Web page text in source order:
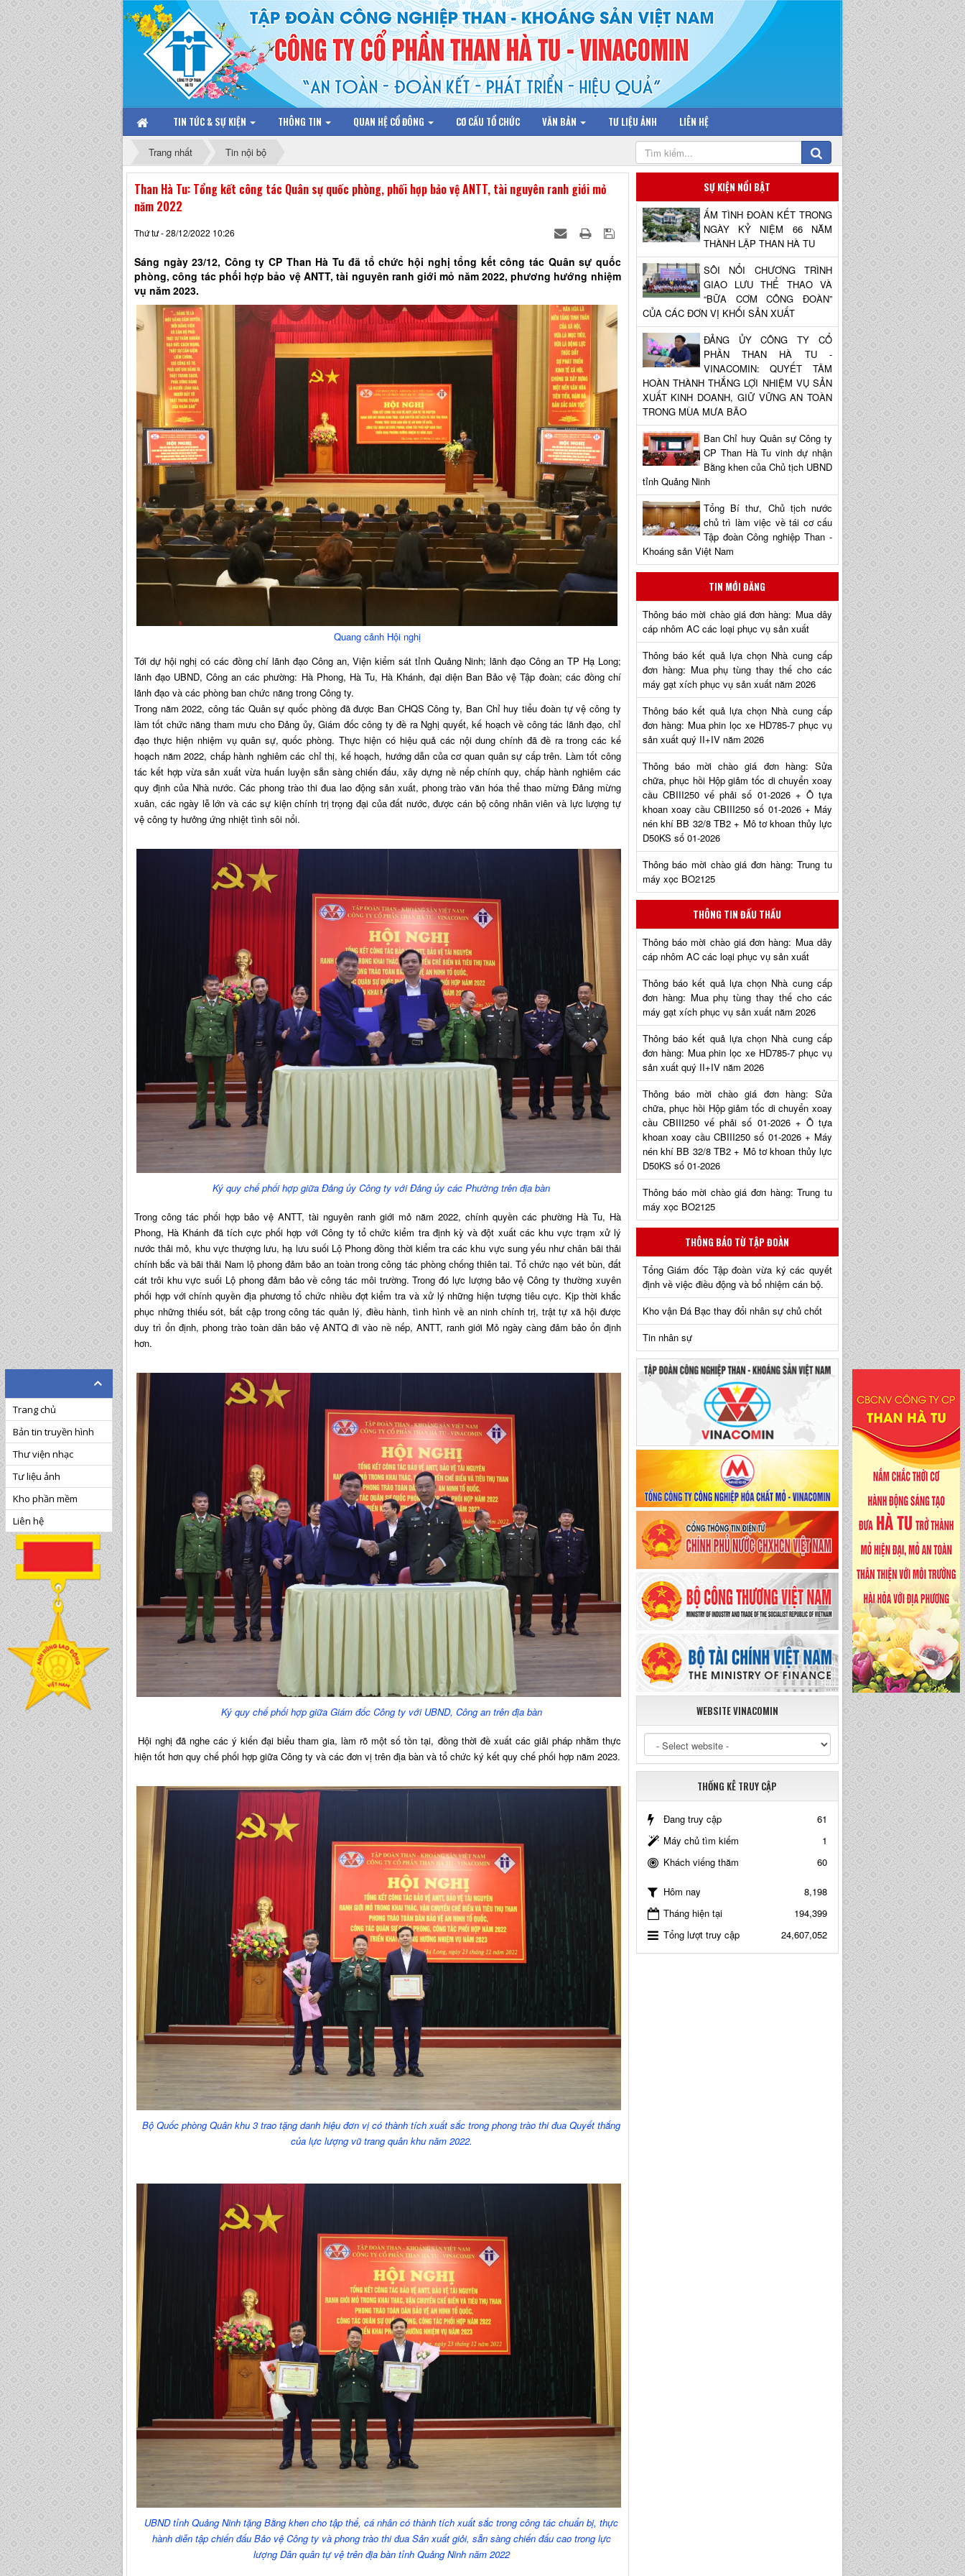
TIN TỨC & SỰ KIỆN THÔNG TIN QUAN HỆ CỔ ĐÔNG CƠ CẤU TỔ CHỨC VĂN BẢN TƯ LIỆU ẢNH LIÊN HỆ
Trang nhất Tin nội bộ
Than Hà Tu: Tổng kết công tác Quân sự quốc phòng, phối hợp bảo vệ ANTT, tài nguyên ranh giới mỏ
năm 2022
Thứ tư - 28/12/2022 10:26
Sáng ngày 23/12, Công ty CP Than Hà Tu đã tổ chức hội nghị tổng kết công tác Quân sự quốc
phòng, công tác phối hợp bảo vệ ANTT, tài nguyên ranh giới mỏ năm 2022, phương hướng nhiệm
vụ năm 2023.
Quang cảnh Hội nghị
Tới dự hội nghị có các đồng chí lãnh đạo Công an, Viện kiểm sát tỉnh Quảng Ninh; lãnh đạo Công an TP Hạ Long;
lãnh đạo UBND, Công an các phường: Hà Phong, Hà Tu, Hà Khánh, đại diện Ban Bảo vệ Tập đoàn; các đồng chí
lãnh đạo và các phòng ban chức năng trong Công ty.
Trong năm 2022, công tác Quân sự quốc phòng đã được Ban CHQS Công ty, Ban Chỉ huy tiểu đoàn tự vệ công ty
làm tốt chức năng tham mưu cho Đảng ủy, Giám đốc công ty đề ra Nghị quyết, kế hoạch về công tác lãnh đạo, chỉ
đạo thực hiện nhiệm vụ quân sự, quốc phòng. Thực hiện có hiệu quả các nội dung chính đã đề ra trong các kế
hoạch năm 2022, chấp hành nghiêm các chỉ thị, kế hoạch, hướng dẫn của cơ quan quân sự cấp trên. Làm tốt công
tác kết hợp vừa sản xuất vừa huấn luyện sẵn sàng chiến đấu, xây dựng nề nếp chính quy, chấp hành nghiêm các
quy định của Nhà nước. Các phong trào thi đua lao động sản xuất, phong trào văn hóa thể thao mừng Đảng mừng
xuân, các ngày lễ lớn và các sự kiện chính trị trọng đại của đất nước, được cán bộ công nhân viên và lực lượng tự
vệ công ty hưởng ứng nhiệt tình sôi nổi.
Ký quy chế phối hợp giữa Đảng ủy Công ty với Đảng ủy các Phường trên địa bàn
Trong công tác phối hợp bảo vệ ANTT, tài nguyên ranh giới mỏ năm 2022, chính quyền các phường Hà Tu, Hà
Phong, Hà Khánh đã tích cực phối hợp với Công ty tổ chức kiểm tra định kỳ và đột xuất các khu vực trạm xử lý
nước thải mỏ, khu vực thượng lưu, hạ lưu suối Lộ Phong đồng thời kiểm tra các khu vực sung yếu như chân bãi thải
chính bắc và bãi thải Nam lộ phong đảm bảo an toàn trong công tác phòng chống thiên tai. Tổ chức nạo vét bùn, đất
cát trôi khu vực suối Lộ phong đảm bảo về công tác môi trường. Trong đó lực lượng bảo vệ Công ty thường xuyên
phối hợp với chính quyền địa phương tổ chức nhiều đợt kiểm tra và xử lý những hiện tượng tiêu cực. Kịp thời khắc
phục những thiếu sót, bất cập trong công tác quản lý, điều hành, tình hình về an ninh chính trị, trật tự xã hội được
duy trì ổn định, phong trào toàn dân bảo vệ ANTQ đi vào nề nếp, ANTT, ranh giới Mỏ ngày càng đảm bảo ổn định
hơn.
Ký quy chế phối hợp giữa Giám đốc Công ty với UBND, Công an trên địa bàn
Hội nghị đã nghe các ý kiến đại biểu tham gia, làm rõ một số tồn tại, đồng thời đề xuất các giải pháp nhằm thực
hiện tốt hơn quy chế phối hợp giữa Công ty và các đơn vị trên địa bàn và tổ chức ký kết quy chế phối hợp năm 2023.
Bộ Quốc phòng Quân khu 3 trao tặng danh hiệu đơn vị có thành tích xuất sắc trong phong trào thi đua Quyết thắng
của lực lượng vũ trang quân khu năm 2022.
UBND tỉnh Quảng Ninh tặng Bằng khen cho tập thể, cá nhân có thành tích xuất sắc trong công tác chuẩn bị, thực
hành diễn tập chiến đấu Bảo vệ Công ty và phong trào thi đua Sản xuất giỏi, sẵn sàng chiến đấu cao trong lực
lượng Dân quân tự vệ trên địa bàn tỉnh Quảng Ninh năm 2022
SỰ KIỆN NỔI BẬT
ẤM TÌNH ĐOÀN KẾT TRONG
NGÀY KỶ NIỆM 66 NĂM
THÀNH LẬP THAN HÀ TU
SÔI NỔI CHƯƠNG TRÌNH
GIAO LƯU THỂ THAO VÀ
“BỮA CƠM CÔNG ĐOÀN”
CỦA CÁC ĐƠN VỊ KHỐI SẢN XUẤT
ĐẢNG ỦY CÔNG TY CỔ
PHẦN THAN HÀ TU -
VINACOMIN: QUYẾT TÂM
HOÀN THÀNH THẮNG LỢI NHIỆM VỤ SẢN
XUẤT KINH DOANH, GIỮ VỮNG AN TOÀN
TRONG MÙA MƯA BÃO
Ban Chỉ huy Quân sự Công ty
CP Than Hà Tu vinh dự nhận
Bằng khen của Chủ tịch UBND
tỉnh Quảng Ninh
Tổng Bí thư, Chủ tịch nước
chủ trì làm việc về tái cơ cấu
Tập đoàn Công nghiệp Than -
Khoáng sản Việt Nam
TIN MỚI ĐĂNG
Thông báo mời chào giá đơn hàng: Mua dây
cáp nhôm AC các loại phục vụ sản xuất
Thông báo kết quả lựa chọn Nhà cung cấp
đơn hàng: Mua phụ tùng thay thế cho các
máy gạt xích phục vụ sản xuất năm 2026
Thông báo kết quả lựa chọn Nhà cung cấp
đơn hàng: Mua phin lọc xe HD785-7 phục vụ
sản xuất quý II+IV năm 2026
Thông báo mời chào giá đơn hàng: Sửa
chữa, phục hồi Hộp giảm tốc di chuyển xoay
cầu CBIII250 vế phải số 01-2026 + Ô tựa
khoan xoay cầu CBIII250 số 01-2026 + Máy
nén khí BB 32/8 TB2 + Mô tơ khoan thủy lực
D50KS số 01-2026
Thông báo mời chào giá đơn hàng: Trung tu
máy xọc BO2125
THÔNG TIN ĐẤU THẦU
Thông báo mời chào giá đơn hàng: Mua dây
cáp nhôm AC các loại phục vụ sản xuất
Thông báo kết quả lựa chọn Nhà cung cấp
đơn hàng: Mua phụ tùng thay thế cho các
máy gạt xích phục vụ sản xuất năm 2026
Thông báo kết quả lựa chọn Nhà cung cấp
đơn hàng: Mua phin lọc xe HD785-7 phục vụ
sản xuất quý II+IV năm 2026
Thông báo mời chào giá đơn hàng: Sửa
chữa, phục hồi Hộp giảm tốc di chuyển xoay
cầu CBIII250 vế phải số 01-2026 + Ô tựa
khoan xoay cầu CBIII250 số 01-2026 + Máy
nén khí BB 32/8 TB2 + Mô tơ khoan thủy lực
D50KS số 01-2026
Thông báo mời chào giá đơn hàng: Trung tu
máy xọc BO2125
THÔNG BÁO TỪ TẬP ĐOÀN
Tổng Giám đốc Tập đoàn vừa ký các quyết
định về việc điều động và bổ nhiệm cán bộ.
Kho vận Đá Bạc thay đổi nhân sự chủ chốt
Tin nhân sự
WEBSITE VINACOMIN
THỐNG KÊ TRUY CẬP
Đang truy cập
61
Máy chủ tìm kiếm
1
Khách viếng thăm
60
Hôm nay
8,198
Tháng hiện tại
194,399
Tổng lượt truy cập
24,607,052
Trang chủ
Bản tin truyền hình
Thư viện nhạc
Tư liệu ảnh
Kho phần mềm
Liên hệ